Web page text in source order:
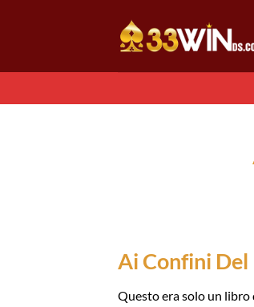
dung
Ai Confini Del
Questo era solo un libro